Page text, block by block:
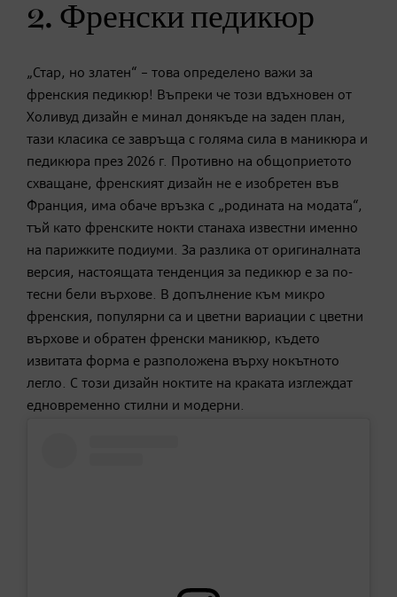
2. Френски педикюр
„Стар, но златен“ – това определено важи за
френския педикюр! Въпреки че този вдъхновен от
Холивуд дизайн е минал донякъде на заден план,
тази класика се завръща с голяма сила в маникюра и
педикюра през 2026 г. Противно на общоприетото
схващане, френският дизайн не е изобретен във
Франция, има обаче връзка с „родината на модата“,
тъй като френските нокти станаха известни именно
на парижките подиуми. За разлика от оригиналната
версия, настоящата тенденция за педикюр е за по-
тесни бели върхове. В допълнение към микро
френския, популярни са и цветни вариации с цветни
върхове и обратен френски маникюр, където
извитата форма е разположена върху нокътното
легло. С този дизайн ноктите на краката изглеждат
едновременно стилни и модерни.